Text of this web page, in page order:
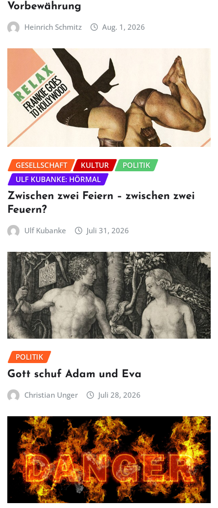
Vorbewährung
Heinrich Schmitz Aug. 1, 2026
GESELLSCHAFT KULTUR
POLITIK
ULF KUBANKE: HÖRMAL
Zwischen zwei Feiern – zwischen zwei
Feuern?
Ulf Kubanke Juli 31, 2026
POLITIK
Gott schuf Adam und Eva
Christian Unger Juli 28, 2026